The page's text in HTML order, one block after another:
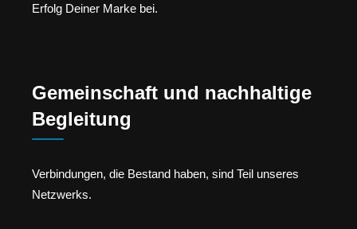
Erfolg Deiner Marke bei.
Gemeinschaft und nachhaltige
Begleitung
Verbindungen, die Bestand haben, sind Teil unseres
Netzwerks.